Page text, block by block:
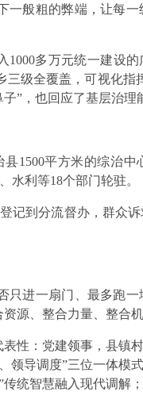
一般粗的弊端，让每
1000多万元统一建设
级全覆盖，可视化
”，也回应了基层治理
县1500平方米的综治
水利等18个部门轮驻。
记到分流督办，群众
只进一扇门、最多跑
源、整合力量、整合机
性：党建领事，县镇
领导调度”三位一体模
统智慧融入现代调解